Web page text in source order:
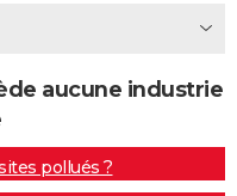
aucune industrie
pollués ?